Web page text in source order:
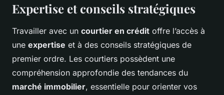
Expertise et conseils stratégiques
Travailler avec un courtier en crédit offre l’accès à
une expertise et à des conseils stratégiques de
premier ordre. Les courtiers possèdent une
compréhension approfondie des tendances du
marché immobilier, essentielle pour orienter vos